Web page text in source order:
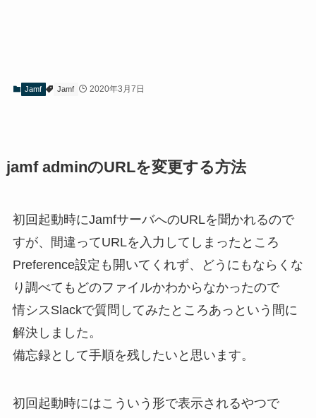
Jamf Jamf 2020年3月7日
jamf adminのURLを変更する方法
初回起動時にJamfサーバへのURLを聞かれるので
すが、間違ってURLを入力してしまったところ
Preference設定も開いてくれず、どうにもならくな
り調べてもどのファイルかわからなかったので
情シスSlackで質問してみたところあっという間に
解決しました。
備忘録として手順を残したいと思います。
初回起動時にはこういう形で表示されるやつで